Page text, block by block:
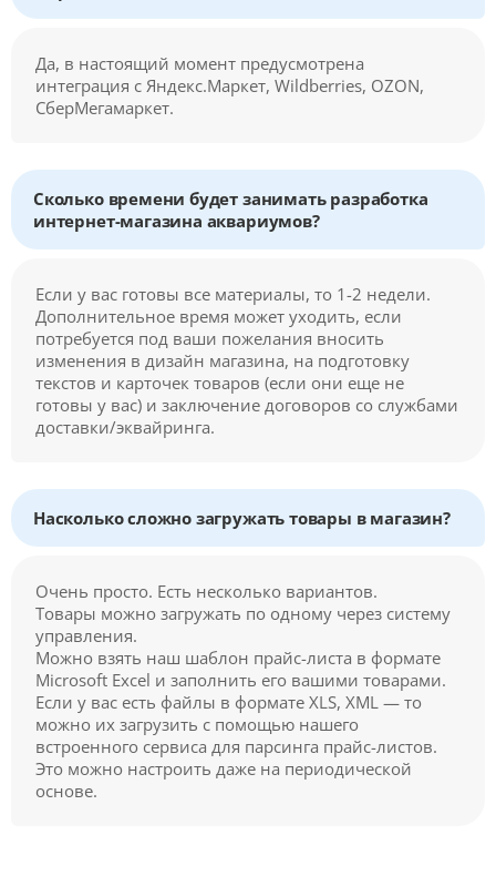
Да, в настоящий момент предусмотрена
интеграция с Яндекс.Маркет, Wildberries, OZON,
СберМегамаркет.
Сколько времени будет занимать разработка
интернет-магазина аквариумов?
Если у вас готовы все материалы, то 1-2 недели.
Дополнительное время может уходить, если
потребуется под ваши пожелания вносить
изменения в дизайн магазина, на подготовку
текстов и карточек товаров (если они еще не
готовы у вас) и заключение договоров со службами
доставки/эквайринга.
Насколько сложно загружать товары в магазин?
Очень просто. Есть несколько вариантов.
Товары можно загружать по одному через систему
управления.
Можно взять наш шаблон прайс-листа в формате
Microsoft Excel и заполнить его вашими товарами.
Если у вас есть файлы в формате XLS, XML — то
можно их загрузить с помощью нашего
встроенного сервиса для парсинга прайс-листов.
Это можно настроить даже на периодической
основе.